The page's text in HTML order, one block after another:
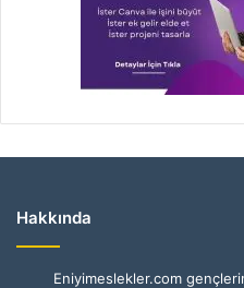
Hakkında
Eniyimeslekler.com